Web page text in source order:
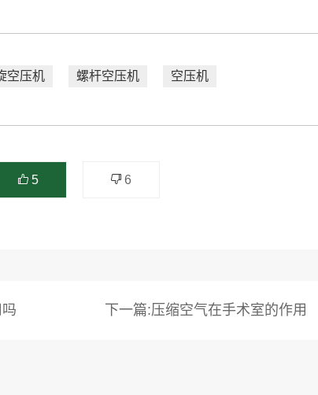
空压机 螺杆空压机 空压机
5 6
下一篇:压缩空气在手术室的作用